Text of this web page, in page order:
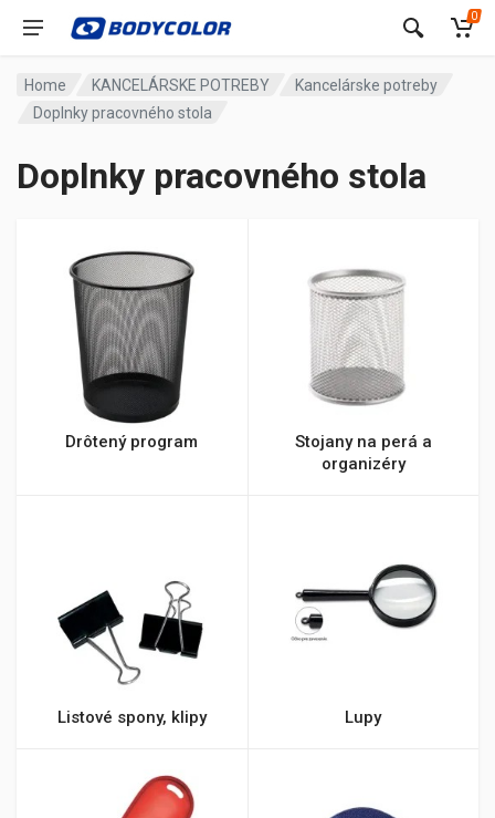
0
Home KANCELÁRSKE POTREBY
Kancelárske potreby
Doplnky pracovného stola
Doplnky pracovného stola
Drôtený program
Stojany na perá a
organizéry
Listové spony, klipy Lupy